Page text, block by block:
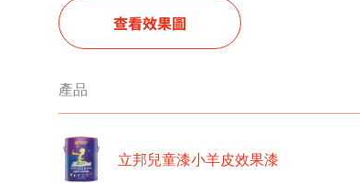
查看效果圖
產品
立邦兒童漆小羊皮效果漆